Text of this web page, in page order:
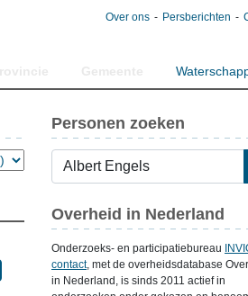
Over ons Persberichten
Personen zoeken
Overheid in Nederland
Onderzoeks- en participatiebureau
contact, met de overheidsdatabase
in Nederland, is sinds 2011 actief in